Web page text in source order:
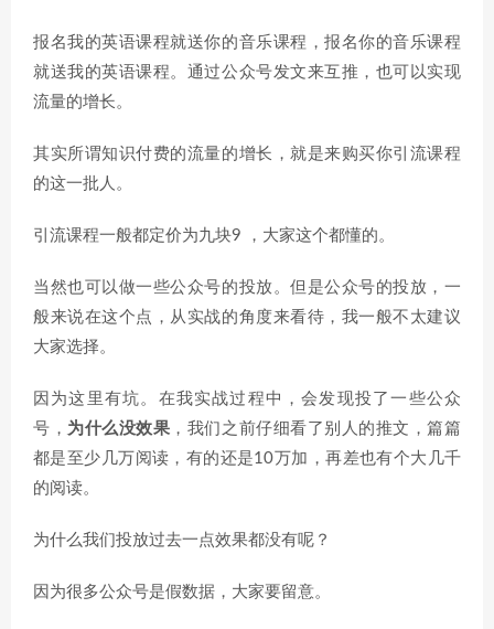
报名我的英语课程就送你的音乐课程，报名你的音乐课程
就送我的英语课程。通过公众号发文来互推，也可以实现
流量的增长。
其实所谓知识付费的流量的增长，就是来购买你引流课程
的这一批人。
引流课程一般都定价为九块9 ，大家这个都懂的。
当然也可以做一些公众号的投放。但是公众号的投放，一
般来说在这个点，从实战的角度来看待，我一般不太建议
大家选择。
因为这里有坑。在我实战过程中，会发现投了一些公众
号， 为什么没效果 ，我们之前仔细看了别人的推文，篇篇
都是至少几万阅读，有的还是10万加，再差也有个大几千
的阅读。
为什么我们投放过去一点效果都没有呢？
因为很多公众号是假数据，大家要留意。